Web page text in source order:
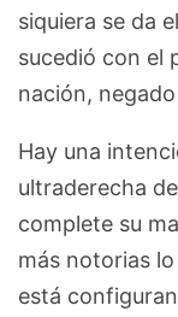
siquiera se da
sucedió con el
nación,
Hay una
ultraderecha
complete su
más notorias
está